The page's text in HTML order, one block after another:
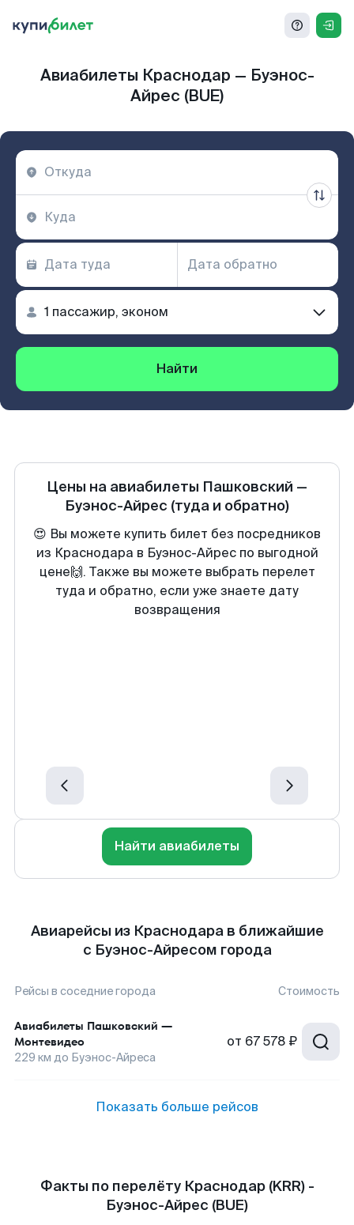
Авиабилеты Краснодар — Буэнос-
Айрес (BUE)
Найти
Цены на авиабилеты Пашковский —
Буэнос-Айрес (туда и обратно)
😍 Вы можете купить билет без посредников
из Краснодара в Буэнос-Айрес по выгодной
цене🙌. Также вы можете выбрать перелет
туда и обратно, если уже знаете дату
возвращения
Найти авиабилеты
Авиарейсы из Краснодара в ближайшие
с Буэнос-Айресом города
Рейсы в соседние города Стоимость
Авиабилеты Пашковский —
Монтевидео
229 км до Буэнос-Айреса
от 67 578 ₽
Показать больше рейсов
Факты по перелёту Краснодар (KRR) -
Буэнос-Айрес (BUE)